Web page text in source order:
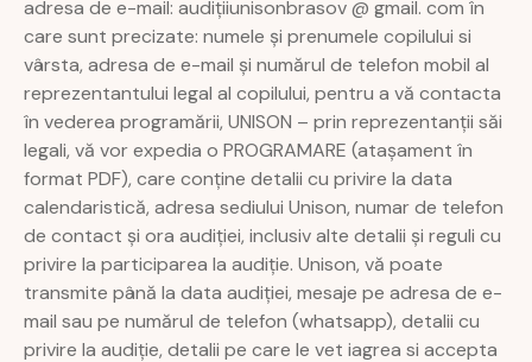
adresa de e-mail: audițiiunisonbrasov @ gmail. com în
care sunt precizate: numele și prenumele copilului si
vârsta, adresa de e-mail și numărul de telefon mobil al
reprezentantului legal al copilului, pentru a vă contacta
în vederea programării, UNISON – prin reprezentanții săi
legali, vă vor expedia o PROGRAMARE (atașament în
format PDF), care conține detalii cu privire la data
calendaristică, adresa sediului Unison, numar de telefon
de contact și ora audiției, inclusiv alte detalii și reguli cu
privire la participarea la audiție. Unison, vă poate
transmite până la data audiției, mesaje pe adresa de e-
mail sau pe numărul de telefon (whatsapp), detalii cu
privire la audiție, detalii pe care le vet iagrea si accepta